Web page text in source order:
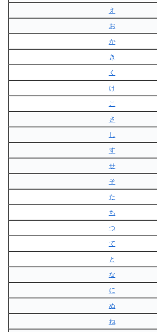
え
お
か
き
く
け
こ
さ
し
す
せ
そ
た
ち
つ
て
と
な
に
ぬ
ね